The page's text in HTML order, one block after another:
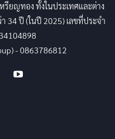
ยญทอง ทั้งในประเทศและต่าง
34 ปี (ในปี 2025) เลขที่ประจำ
- 0863786812